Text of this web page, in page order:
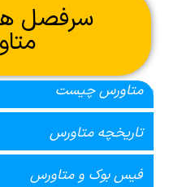
سرفصل
متاورس چیست
تاریخچه متاورس
فیس بوک و متاورس